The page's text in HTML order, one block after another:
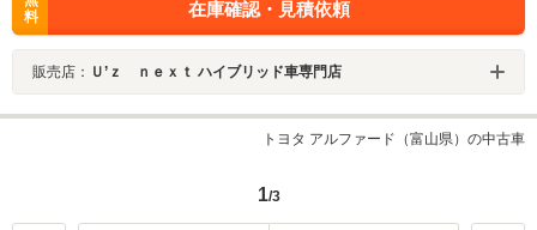
料
在庫確認・見積依頼
販売店： Ｕ’ｚ ｎｅｘｔ ハイブリッド車専門店
トヨタ アルファード（富山県）の中古車
1/3